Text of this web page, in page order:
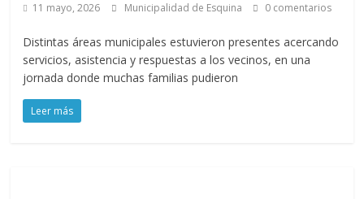
11 mayo, 2026 Municipalidad de Esquina 0 comentarios
Distintas áreas municipales estuvieron presentes acercando
servicios, asistencia y respuestas a los vecinos, en una
jornada donde muchas familias pudieron
Leer más